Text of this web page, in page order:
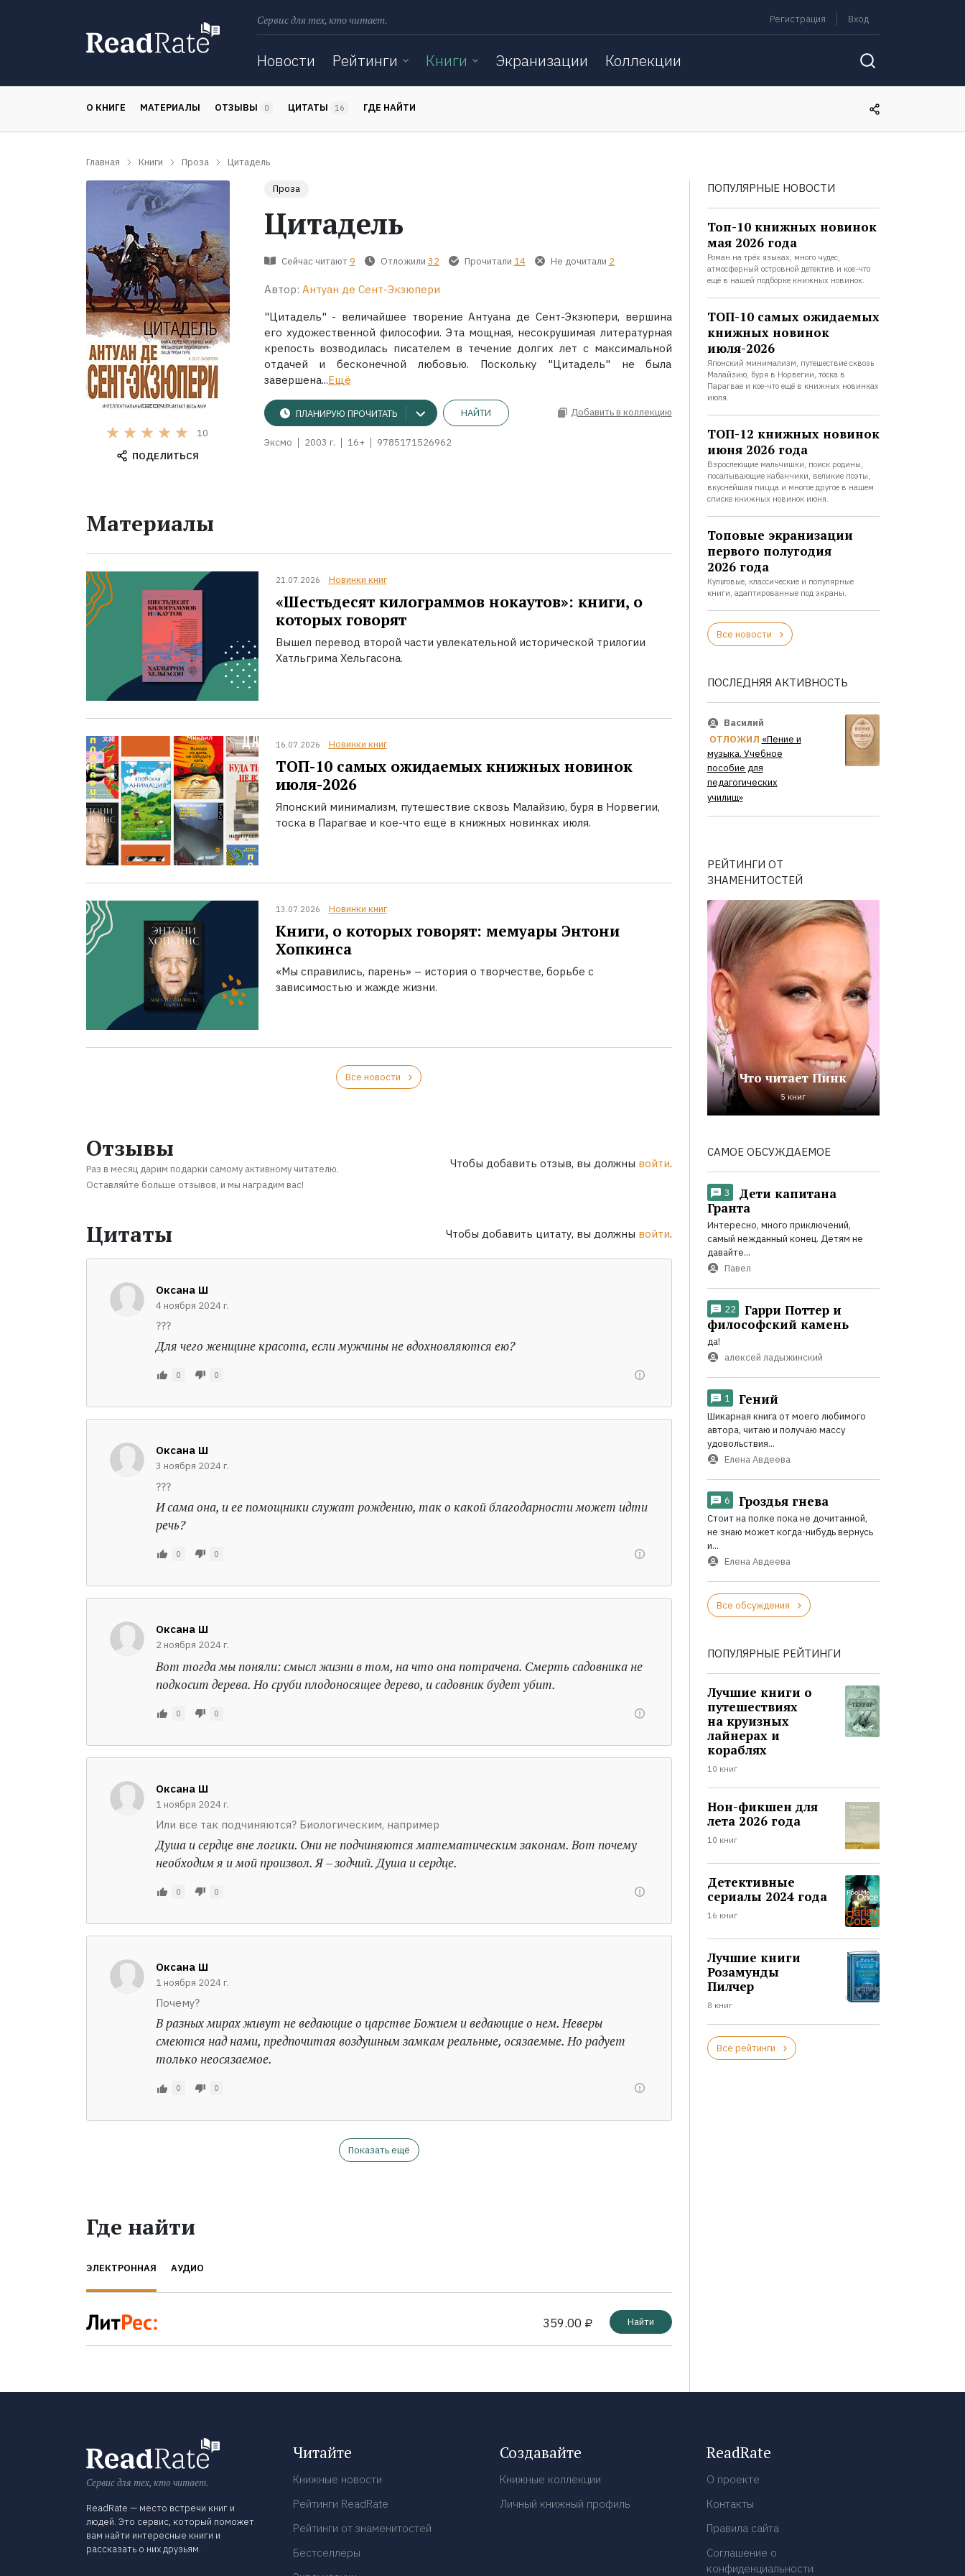
Сервис для тех, кто читает. Регистрация Вход
Новости Рейтинги Книги Экранизации Коллекции
О КНИГЕ МАТЕРИАЛЫ ОТЗЫВЫ 0 ЦИТАТЫ 16 ГДЕ НАЙТИ
Главная Книги Проза Цитадель
10
ПОДЕЛИТЬСЯ
Проза
Цитадель
Сейчас читают 9 Отложили 32 Прочитали 14 Не дочитали 2
Автор: Антуан де Сент-Экзюпери
"Цитадель" - величайшее творение Антуана де Сент-Экзюпери, вершина
его художественной философии. Эта мощная, несокрушимая литературная
крепость возводилась писателем в течение долгих лет с максимальной
отдачей и бесконечной любовью. Поскольку "Цитадель" не была
завершена...Ещё
ПЛАНИРУЮ ПРОЧИТАТЬ НАЙТИ Добавить в коллекцию
Эксмо 2003 г. 16+ 9785171526962
Материалы
21.07.2026 Новинки книг
«Шестьдесят килограммов нокаутов»: книги, о
которых говорят
Вышел перевод второй части увлекательной исторической трилогии
Хатльгрима Хельгасона.
16.07.2026 Новинки книг
ТОП-10 самых ожидаемых книжных новинок
июля-2026
Японский минимализм, путешествие сквозь Малайзию, буря в Норвегии,
тоска в Парагвае и кое-что ещё в книжных новинках июля.
13.07.2026 Новинки книг
Книги, о которых говорят: мемуары Энтони
Хопкинса
«Мы справились, парень» – история о творчестве, борьбе с
зависимостью и жажде жизни.
Все новости
Отзывы
Раз в месяц дарим подарки самому активному читателю.
Оставляйте больше отзывов, и мы наградим вас!
Чтобы добавить отзыв, вы должны войти.
Цитаты Чтобы добавить цитату, вы должны войти.
Оксана Ш
4 ноября 2024 г.
???
Для чего женщине красота, если мужчины не вдохновляются ею?
0 0
Оксана Ш
3 ноября 2024 г.
???
И сама она, и ее помощники служат рождению, так о какой благодарности может идти
речь?
0 0
Оксана Ш
2 ноября 2024 г.
Вот тогда мы поняли: смысл жизни в том, на что она потрачена. Смерть садовника не
подкосит дерева. Но сруби плодоносящее дерево, и садовник будет убит.
0 0
Оксана Ш
1 ноября 2024 г.
Или все так подчиняются? Биологическим, например
Душа и сердце вне логики. Они не подчиняются математическим законам. Вот почему
необходим я и мой произвол. Я – зодчий. Душа и сердце.
0 0
Оксана Ш
1 ноября 2024 г.
Почему?
В разных мирах живут не ведающие о царстве Божием и ведающие о нем. Неверы
смеются над нами, предпочитая воздушным замкам реальные, осязаемые. Но радует
только неосязаемое.
0 0
Показать ещё
Где найти
ЭЛЕКТРОННАЯ АУДИО
359.00 ₽ Найти
ПОПУЛЯРНЫЕ НОВОСТИ
Топ-10 книжных новинок
мая 2026 года
Роман на трёх языках, много чудес,
атмосферный островной детектив и кое-что
ещё в нашей подборке книжных новинок.
ТОП-10 самых ожидаемых
книжных новинок
июля-2026
Японский минимализм, путешествие сквозь
Малайзию, буря в Норвегии, тоска в
Парагвае и кое-что ещё в книжных новинках
июля.
ТОП-12 книжных новинок
июня 2026 года
Взрослеющие мальчишки, поиск родины,
посапывающие кабанчики, великие поэты,
вкуснейшая пицца и многое другое в нашем
списке книжных новинок июня.
Топовые экранизации
первого полугодия
2026 года
Культовые, классические и популярные
книги, адаптированные под экраны.
Все новости
ПОСЛЕДНЯЯ АКТИВНОСТЬ
Василий
ОТЛОЖИЛ «Пение и
музыка. Учебное
пособие для
педагогических
училищ»
РЕЙТИНГИ ОТ
ЗНАМЕНИТОСТЕЙ
Что читает Пинк
5 книг
САМОЕ ОБСУЖДАЕМОЕ
3
Дети капитана
Гранта
Интересно, много приключений,
самый нежданный конец. Детям не
давайте...
Павел
22
Гарри Поттер и
философский камень
да!
алексей ладыжинский
1 Гений
Шикарная книга от моего любимого
автора, читаю и получаю массу
удовольствия...
Елена Авдеева
6 Гроздья гнева
Стоит на полке пока не дочитанной,
не знаю может когда-нибудь вернусь
и...
Елена Авдеева
Все обсуждения
ПОПУЛЯРНЫЕ РЕЙТИНГИ
Лучшие книги о
путешествиях
на круизных
лайнерах и
кораблях
10 книг
Нон-фикшен для
лета 2026 года
10 книг
Детективные
сериалы 2024 года
16 книг
Лучшие книги
Розамунды
Пилчер
8 книг
Все рейтинги
Сервис для тех, кто читает.
ReadRate — место встречи книг и
людей. Это сервис, который поможет
вам найти интересные книги и
рассказать о них друзьям.
Читайте
Книжные новости
Рейтинги ReadRate
Рейтинги от знаменитостей
Бестселлеры
Создавайте
Книжные коллекции
Личный книжный профиль
ReadRate
О проекте
Контакты
Правила сайта
Соглашение о
конфиденциальности